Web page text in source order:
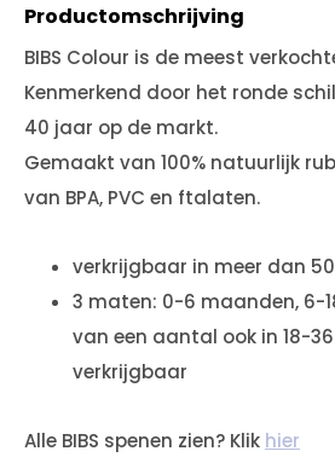
Productomschrijving
BIBS Colour is de meest
Kenmerkend door het ronde
40 jaar op de markt.
Gemaakt van 100% natuurlijk
van BPA, PVC en ftalaten.
verkrijgbaar in meer dan
3 maten: 0-6 maanden, 6-
van een aantal ook in 18-
verkrijgbaar
Alle BIBS spenen zien? Klik hier